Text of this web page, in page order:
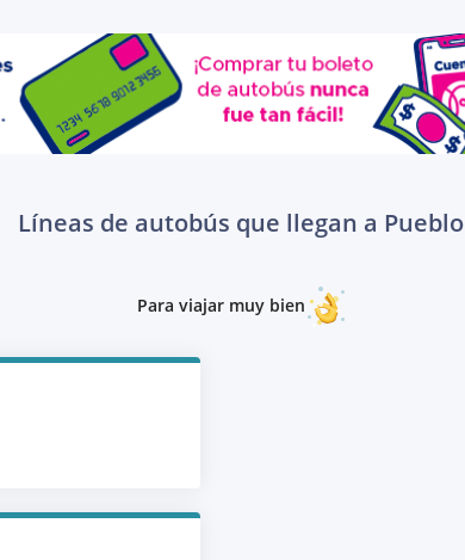
Líneas de autobús que llegan a Pueblo
Para viajar muy bien